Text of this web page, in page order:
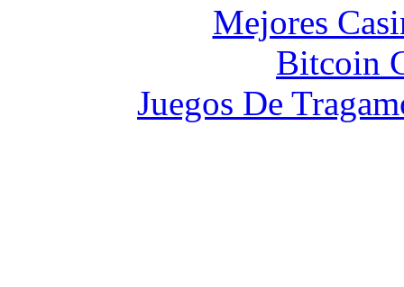
Mejores
Bitcoin
Juegos De